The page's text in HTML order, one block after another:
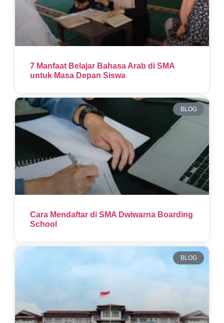
7 Manfaat Belajar Bahasa Arab di SMA
untuk Masa Depan Siswa
BLOG
Cara Mendaftar di SMA Dwiwarna Boarding
School
BLOG